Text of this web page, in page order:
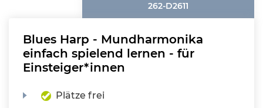
262-D2611
Blues Harp - Mundharmonika
einfach spielend lernen - für
Einsteiger*innen
Plätze frei